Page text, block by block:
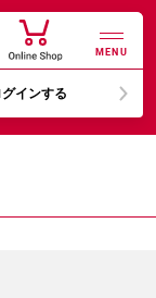
MENU
グインする